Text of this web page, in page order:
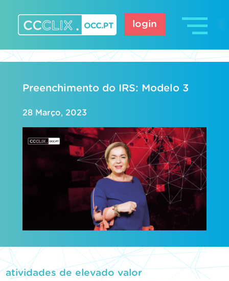
content
login
Preenchimento do IRS: Modelo 3
28 Março, 2023
atividades de elevado valor